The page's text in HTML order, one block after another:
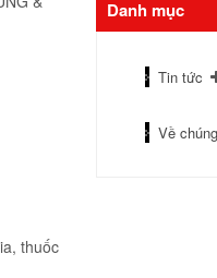
thuốc
Danh mục
Tin tức
Về